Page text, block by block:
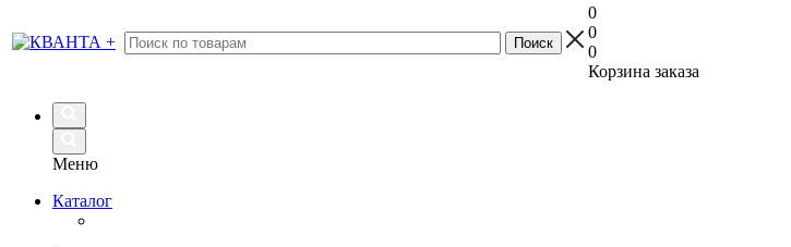
0
0
0
Корзина заказа
Меню
Каталог